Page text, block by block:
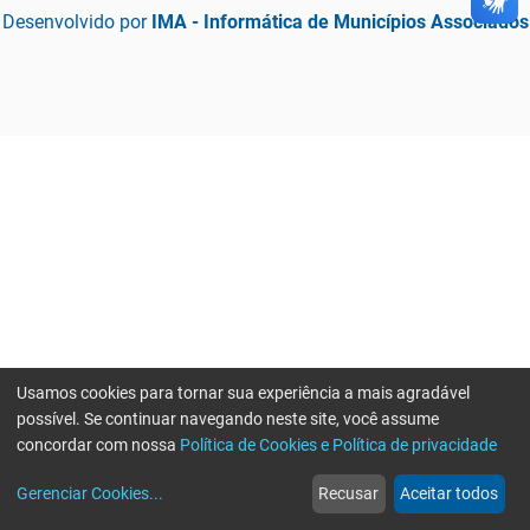
Desenvolvido por IMA - Informática de Municípios Associados
web
Notícias
more_horiz
Mais
Usamos cookies para tornar sua experiência a mais agradável
possível. Se continuar navegando neste site, você assume
concordar com nossa Política de Cookies e Política de privacidade
Gerenciar Cookies... Recusar Aceitar todos